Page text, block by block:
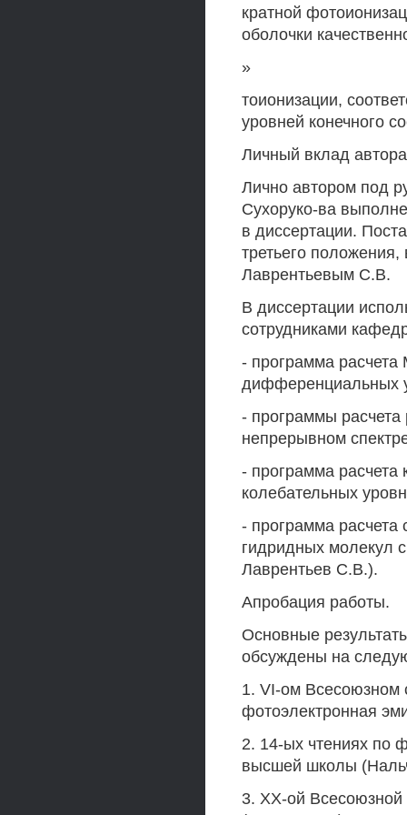
кратной
оболочки
»
тоионизации,
уровней конечного
Личный вклад автора
Лично автором под
Сухоруко-ва
в диссертации.
третьего
Лаврентьевым C.B.
В диссертации
сотрудниками
- программа
дифференциальных
- программы
непрерывном
- программа
колебательных
- программа расчета
гидридных молекул
Лаврентьев C.B.).
Апробация работы.
Основные
обсуждены на
1. VI-ом Всесоюзном
фотоэлектронная
2. 14-ых чтениях по
высшей школы
3. ХХ-ой Всесоюзной